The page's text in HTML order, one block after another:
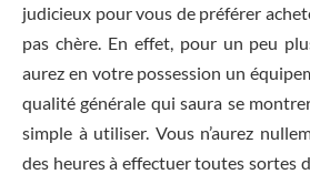
judicieux pour vous de préférer
pas chère. En effet, pour un peu
aurez en votre possession un
qualité générale qui saura se
simple à utiliser. Vous n’aurez
des heures à effectuer toutes sortes